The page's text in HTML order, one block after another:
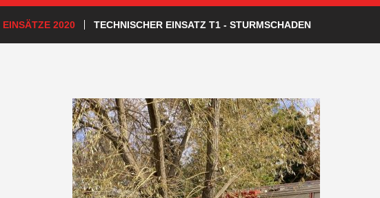
EINSÄTZE 2020 TECHNISCHER EINSATZ T1 - STURMSCHADEN